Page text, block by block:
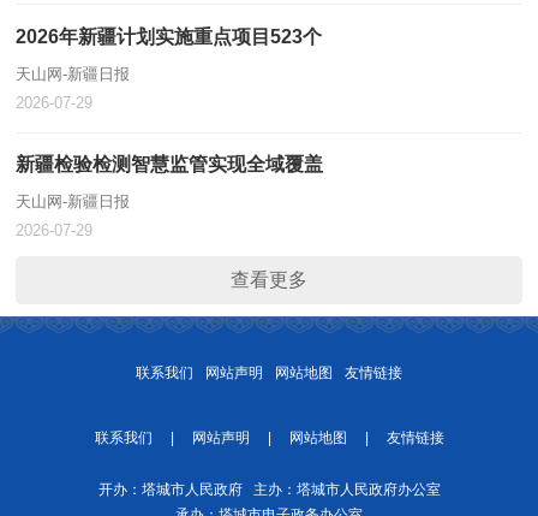
2026年新疆计划实施重点项目523个
天山网-新疆日报
2026-07-29
新疆检验检测智慧监管实现全域覆盖
天山网-新疆日报
2026-07-29
查看更多
联系我们 网站声明 网站地图 友情链接
联系我们 | 网站声明 | 网站地图 | 友情链接
开办：塔城市人民政府 主办：塔城市人民政府办公室